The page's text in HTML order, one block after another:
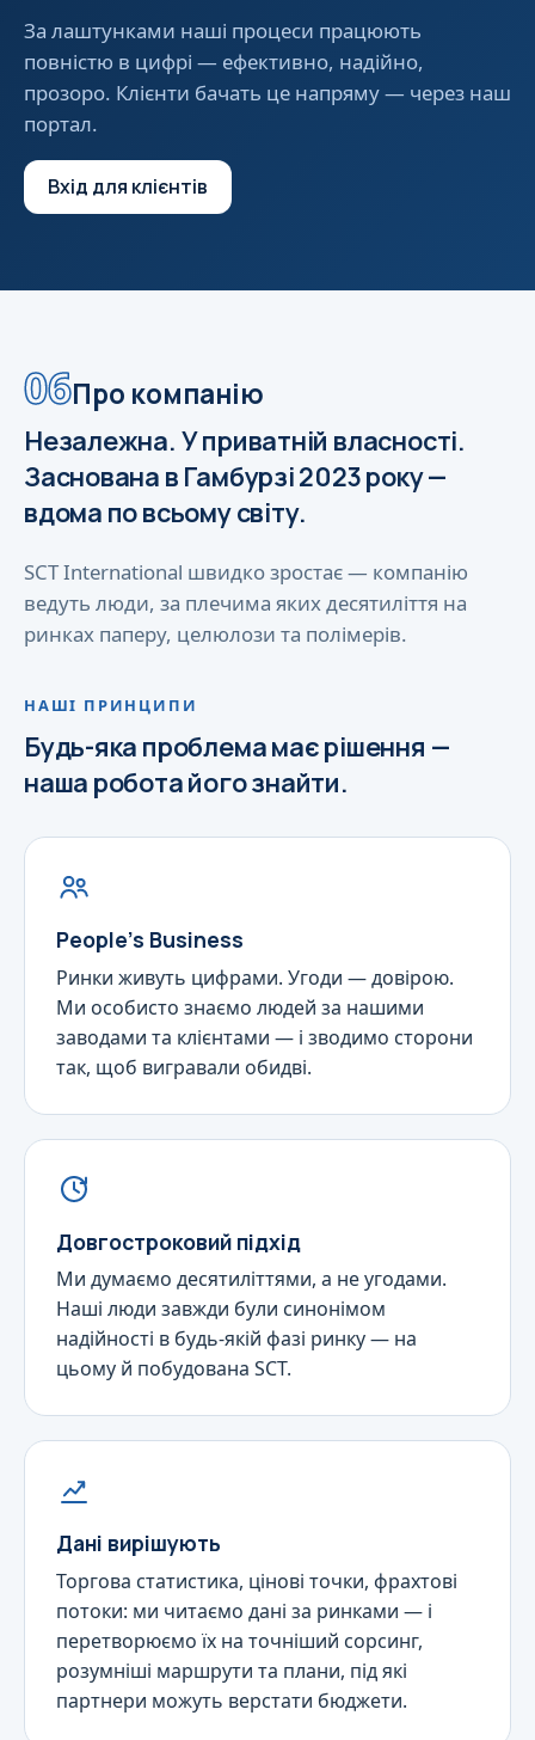
За лаштунками наші процеси працюють
повністю в цифрі — ефективно, надійно,
прозоро. Клієнти бачать це напряму — через наш
портал.
Вхід для клієнтів
06Про компанію
Незалежна. У приватній власності.
Заснована в Гамбурзі 2023 року —
вдома по всьому світу.
SCT International швидко зростає — компанію
ведуть люди, за плечима яких десятиліття на
ринках паперу, целюлози та полімерів.
НАШІ ПРИНЦИПИ
Будь-яка проблема має рішення —
наша робота його знайти.
People's Business
Ринки живуть цифрами. Угоди — довірою.
Ми особисто знаємо людей за нашими
заводами та клієнтами — і зводимо сторони
так, щоб вигравали обидві.
Довгостроковий підхід
Ми думаємо десятиліттями, а не угодами.
Наші люди завжди були синонімом
надійності в будь-якій фазі ринку — на
цьому й побудована SCT.
Дані вирішують
Торгова статистика, цінові точки, фрахтові
потоки: ми читаємо дані за ринками — і
перетворюємо їх на точніший сорсинг,
розумніші маршрути та плани, під які
партнери можуть верстати бюджети.